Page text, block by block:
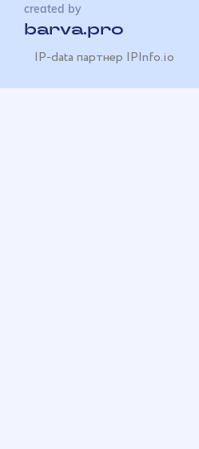
created by
barva.pro
IP-data партнер IPInfo.io